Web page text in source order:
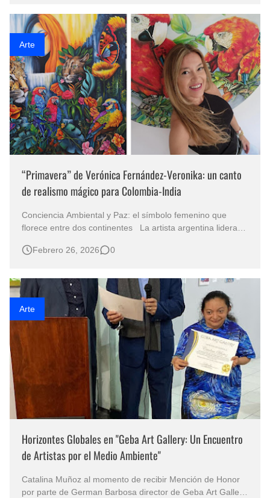
memoria mucho después de …
Arte
“Primavera” de Verónica Fernández-Veronika: un canto
de realismo mágico para Colombia-India
Conciencia Ambiental y Paz: el símbolo femenino que
florece entre dos continentes La artista argentina lidera
en la exposición Colombia-Nepal El color estalla como una
creación de…
Febrero 26, 2026 0
Arte
Horizontes Globales en "Geba Art Gallery: Un Encuentro
de Artistas por el Medio Ambiente"
Catalina Muñoz al momento de recibir Mención de Honor
por parte de German Barbosa director de Geba Art Gallery